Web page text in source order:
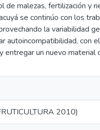
malezas, fertilización y
se continúo con los
la variabilidad
autoincompatibilidad, con
un nuevo material
2010)